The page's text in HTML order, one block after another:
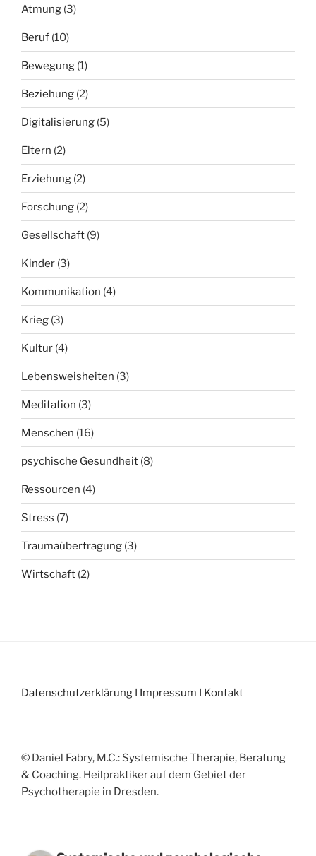
Atmung (3)
Beruf (10)
Bewegung (1)
Beziehung (2)
Digitalisierung (5)
Eltern (2)
Erziehung (2)
Forschung (2)
Gesellschaft (9)
Kinder (3)
Kommunikation (4)
Krieg (3)
Kultur (4)
Lebensweisheiten (3)
Meditation (3)
Menschen (16)
psychische Gesundheit (8)
Ressourcen (4)
Stress (7)
Traumaübertragung (3)
Wirtschaft (2)
Datenschutzerklärung I Impressum I Kontakt
© Daniel Fabry, M.C.: Systemische Therapie, Beratung
& Coaching. Heilpraktiker auf dem Gebiet der
Psychotherapie in Dresden.